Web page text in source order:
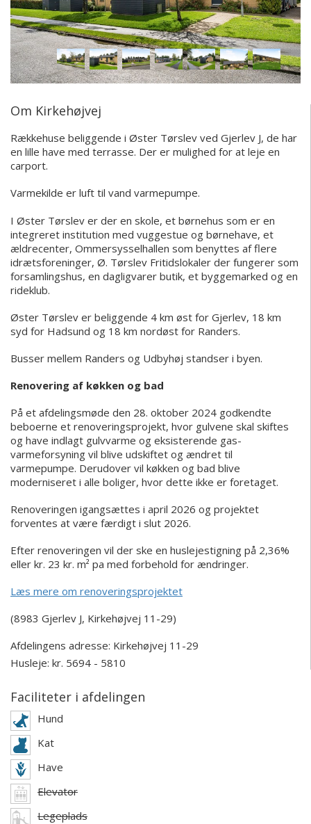
Om Kirkehøjvej
Rækkehuse beliggende i Øster Tørslev ved Gjerlev J, de har
en lille have med terrasse. Der er mulighed for at leje en
carport.
Varmekilde er luft til vand varmepumpe.
I Øster Tørslev er der en skole, et børnehus som er en
integreret institution med vuggestue og børnehave, et
ældrecenter, Ommersysselhallen som benyttes af flere
idrætsforeninger, Ø. Tørslev Fritidslokaler der fungerer som
forsamlingshus, en dagligvarer butik, et byggemarked og en
rideklub.
Øster Tørslev er beliggende 4 km øst for Gjerlev, 18 km
syd for Hadsund og 18 km nordøst for Randers.
Busser mellem Randers og Udbyhøj standser i byen.
Renovering af køkken og bad
På et afdelingsmøde den 28. oktober 2024 godkendte
beboerne et renoveringsprojekt, hvor gulvene skal skiftes
og have indlagt gulvvarme og eksisterende gas-
varmeforsyning vil blive udskiftet og ændret til
varmepumpe. Derudover vil køkken og bad blive
moderniseret i alle boliger, hvor dette ikke er foretaget.
Renoveringen igangsættes i april 2026 og projektet
forventes at være færdigt i slut 2026.
Efter renoveringen vil der ske en huslejestigning på 2,36%
eller kr. 23 kr. m² pa med forbehold for ændringer.
Læs mere om renoveringsprojektet
(8983 Gjerlev J, Kirkehøjvej 11-29)
Afdelingens adresse: Kirkehøjvej 11-29
Husleje: kr. 5694 - 5810
Faciliteter i afdelingen
Hund
Kat
Have
Elevator
Legeplads